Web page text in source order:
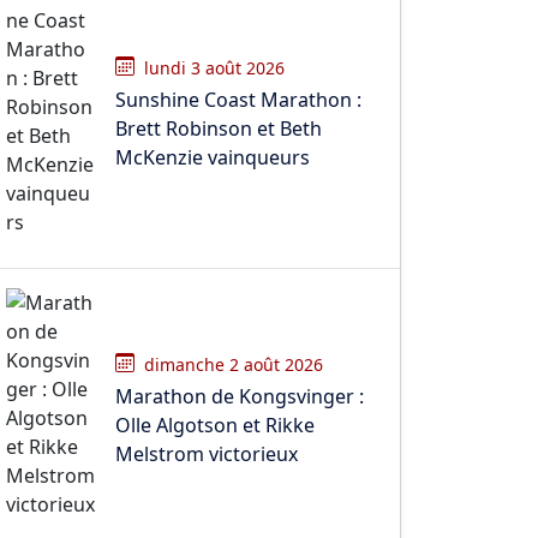
lundi 3 août 2026
Sunshine Coast Marathon :
Brett Robinson et Beth
McKenzie vainqueurs
dimanche 2 août 2026
Marathon de Kongsvinger :
Olle Algotson et Rikke
Melstrom victorieux